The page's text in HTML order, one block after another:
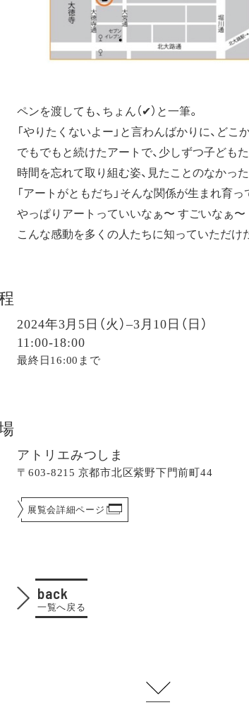
ペンを渡しても、ちょん（✔︎）と一筆。
「やりたくないよー」と言わんばかりに、ど
でもでもと続けたアートで、少しずつ子ども
時間を忘れて取り組む姿、見たことのなかっ
「アートがともだち」そんな関係が生まれ育っ
やっぱりアートっていいなぁ〜 すごいなぁ〜
こんな感動を多くの人たちに知っていただけ
2024年3月5日（火）–3月10日（日）
11:00-18:00
最終日16:00まで
アトリエみつしま
〒603-8215 京都市北区紫野下門前町44
展覧会詳細ページ
back
一覧へ戻る